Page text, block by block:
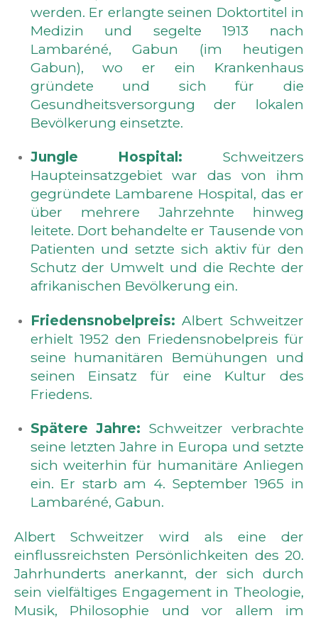
werden. Er erlangte seinen Doktortitel in
Medizin und segelte 1913 nach
Lambaréné, Gabun (im heutigen
Gabun), wo er ein Krankenhaus
gründete und sich für die
Gesundheitsversorgung der lokalen
Bevölkerung einsetzte.
Jungle Hospital: Schweitzers
Haupteinsatzgebiet war das von ihm
gegründete Lambarene Hospital, das er
über mehrere Jahrzehnte hinweg
leitete. Dort behandelte er Tausende von
Patienten und setzte sich aktiv für den
Schutz der Umwelt und die Rechte der
afrikanischen Bevölkerung ein.
Friedensnobelpreis: Albert Schweitzer
erhielt 1952 den Friedensnobelpreis für
seine humanitären Bemühungen und
seinen Einsatz für eine Kultur des
Friedens.
Spätere Jahre: Schweitzer verbrachte
seine letzten Jahre in Europa und setzte
sich weiterhin für humanitäre Anliegen
ein. Er starb am 4. September 1965 in
Lambaréné, Gabun.
Albert Schweitzer wird als eine der
einflussreichsten Persönlichkeiten des 20.
Jahrhunderts anerkannt, der sich durch
sein vielfältiges Engagement in Theologie,
Musik, Philosophie und vor allem im